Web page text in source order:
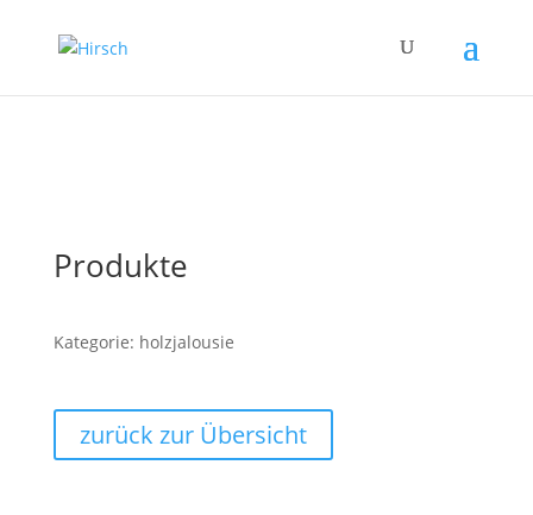
Produkte
Kategorie: holzjalousie
zurück zur Übersicht